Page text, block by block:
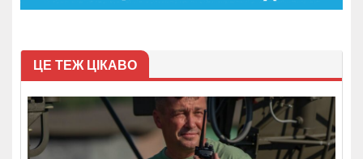
ЦЕ ТЕЖ ЦІКАВО